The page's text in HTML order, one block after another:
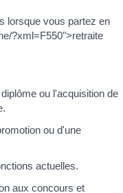
lorsque vous partez en
?xml=F550">retraite
ou l'acquisition de
ou d'une
actuelles.
aux concours et